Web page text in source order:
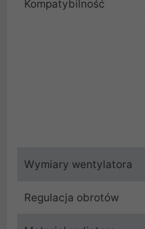
Kompatybilność
Wymiary wentylatora
Regulacja obrotów